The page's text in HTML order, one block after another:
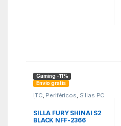
Gaming -11%
Envío gratis
ITC, Periféricos, Sillas PC
/ Gaming
SILLA FURY SHINAI S2
BLACK NFF-2366